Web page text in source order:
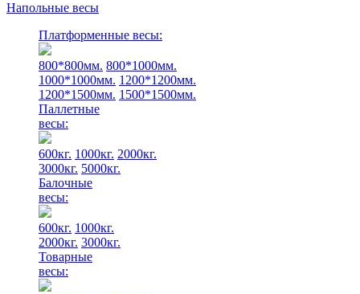
Напольные весы
Платформенные весы:
800*800мм. 800*1000мм.
1000*1000мм. 1200*1200мм.
1200*1500мм. 1500*1500мм.
Паллетные
весы:
600кг. 1000кг. 2000кг.
3000кг. 5000кг.
Балочные
весы:
600кг. 1000кг.
2000кг. 3000кг.
Товарные
весы: